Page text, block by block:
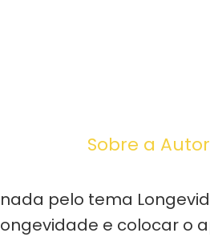
Sobre a
pelo tema
e colocar o